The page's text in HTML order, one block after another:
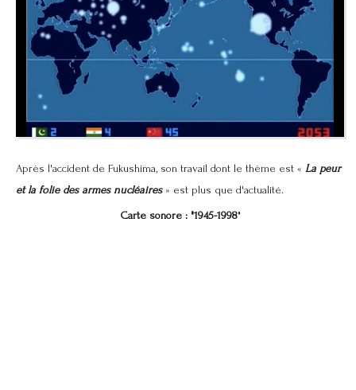
Après l'accident de Fukushima, son travail dont le thème est « La peur
et la folie des armes nucléaires » est plus que d'actualité.
Carte sonore : "1945-1998"